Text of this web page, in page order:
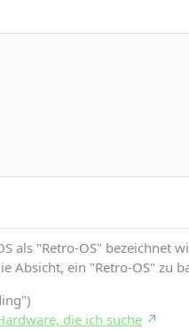
als "Retro-OS" bezeichnet
Absicht, ein "Retro-OS" zu
die ich suche